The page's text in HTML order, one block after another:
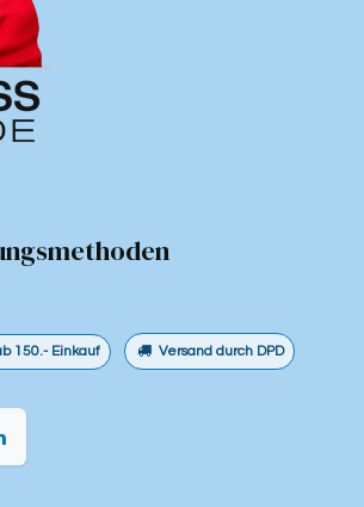
150.- Einkauf Versand durch DPD